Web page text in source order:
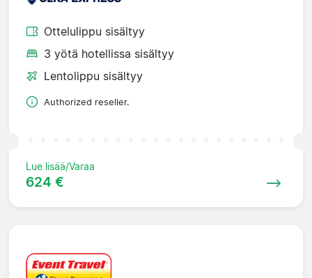
Ottelulippu sisältyy
3 yötä hotellissa sisältyy
Lentolippu sisältyy
Authorized reseller.
Lue lisää/Varaa
624 €